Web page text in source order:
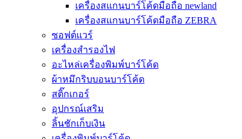
เครื่องสแกนบาร์โค้ดมือถือ newland
เครื่องสแกนบาร์โค้ดมือถือ ZEBRA
ซอฟต์แวร์
เครื่องสำรองไฟ
อะไหล่เครื่องพิมพ์บาร์โค้ด
ผ้าหมึกริบบอนบาร์โค้ด
สติ๊กเกอร์
อุปกรณ์เสริม
ลิ้นชักเก็บเงิน